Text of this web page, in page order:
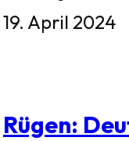
19. April 2024
Rügen: